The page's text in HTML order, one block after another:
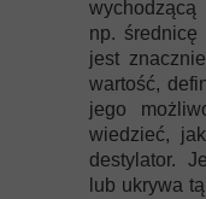
wychodzącą
np. średnicę
jest
wartość,
jego
wiedzieć,
destylator.
lub ukrywa